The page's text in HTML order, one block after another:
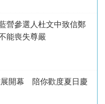
營參選人杜文中致信鄭
能喪失尊嚴
展開幕 陪你歡度夏日慶